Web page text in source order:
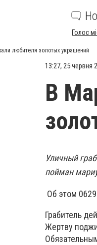
Голос
любителя золотых украшений
13:27, 25 червня
В
Уличный
пойман
Об этом
Грабитель
Жертву